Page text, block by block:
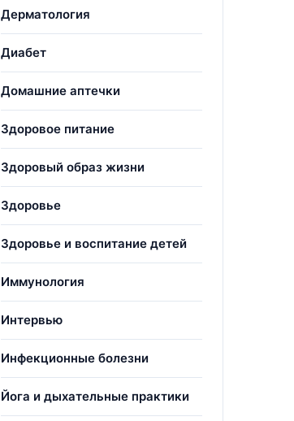
Дерматология
Диабет
Домашние аптечки
Здоровое питание
Здоровый образ жизни
Здоровье
Здоровье и воспитание детей
Иммунология
Интервью
Инфекционные болезни
Йога и дыхательные практики